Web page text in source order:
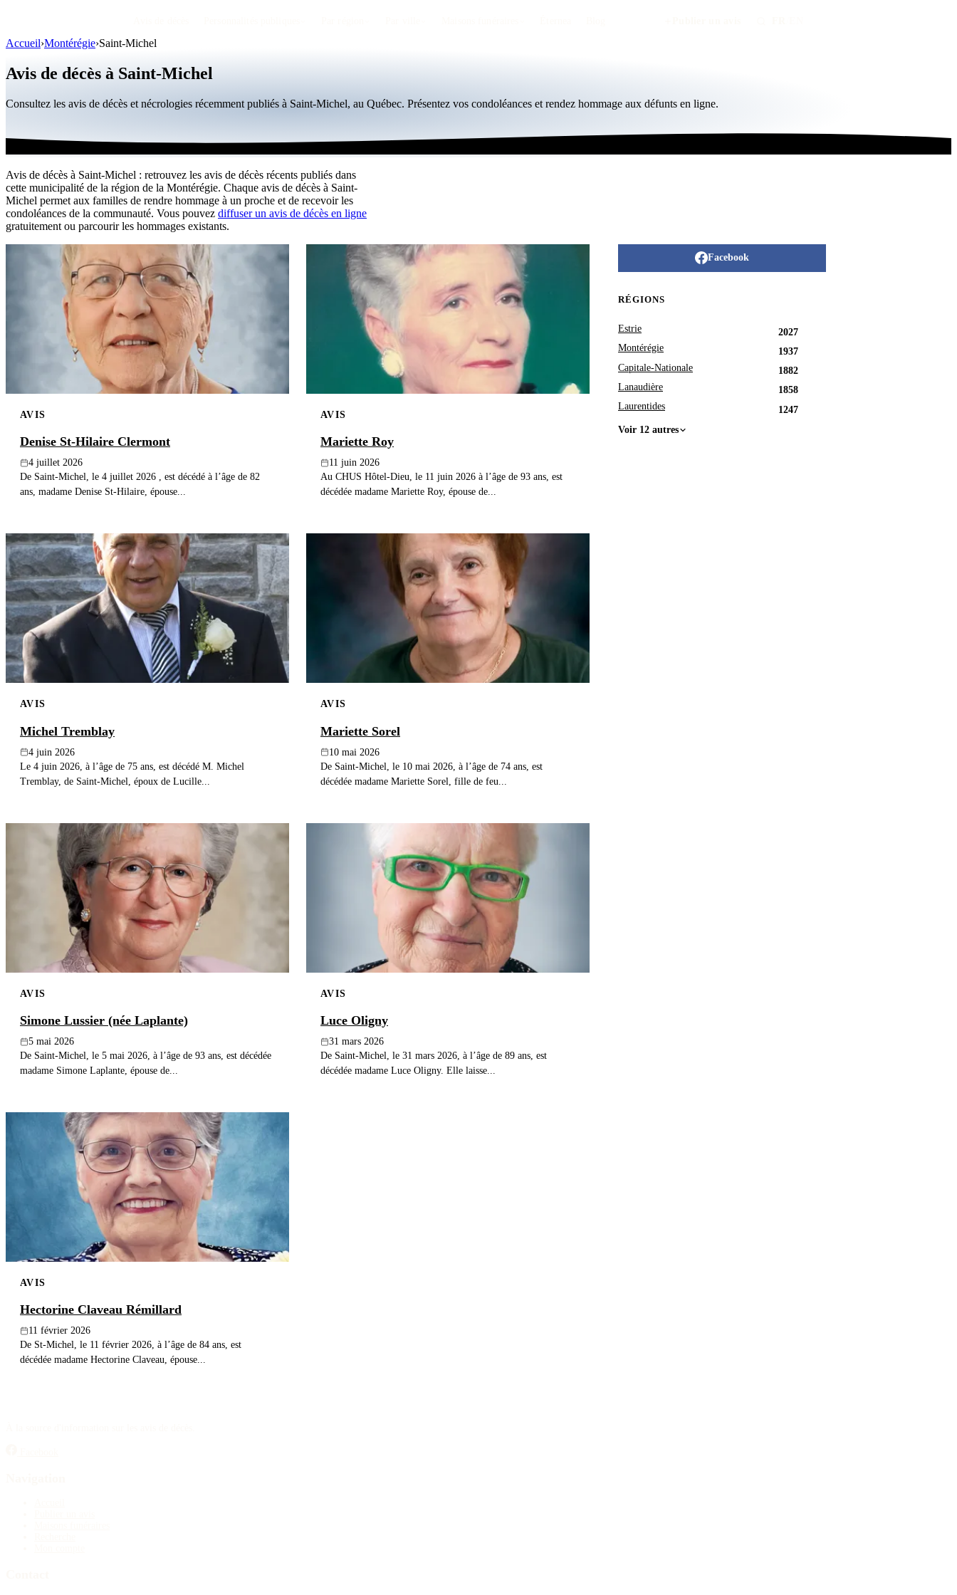
Accueil›Montérégie›Saint-Michel
Avis de décès à Saint-Michel
Consultez les avis de décès et nécrologies récemment publiés à Saint-Michel, au Québec. Présentez vos condoléances et rendez hommage aux défunts en ligne.
Avis de décès à Saint-Michel : retrouvez les avis de décès récents publiés dans
cette municipalité de la région de la Montérégie. Chaque avis de décès à Saint-
Michel permet aux familles de rendre hommage à un proche et de recevoir les
condoléances de la communauté. Vous pouvez diffuser un avis de décès en ligne
gratuitement ou parcourir les hommages existants.
AVIS
Denise St-Hilaire Clermont
4 juillet 2026
De Saint-Michel, le 4 juillet 2026 , est décédé à l’âge de 82
ans, madame Denise St-Hilaire, épouse...
AVIS
Mariette Roy
11 juin 2026
Au CHUS Hôtel-Dieu, le 11 juin 2026 à l’âge de 93 ans, est
décédée madame Mariette Roy, épouse de...
AVIS
Michel Tremblay
4 juin 2026
Le 4 juin 2026, à l’âge de 75 ans, est décédé M. Michel
Tremblay, de Saint-Michel, époux de Lucille...
AVIS
Mariette Sorel
10 mai 2026
De Saint-Michel, le 10 mai 2026, à l’âge de 74 ans, est
décédée madame Mariette Sorel, fille de feu...
AVIS
Simone Lussier (née Laplante)
5 mai 2026
De Saint-Michel, le 5 mai 2026, à l’âge de 93 ans, est décédée
madame Simone Laplante, épouse de...
AVIS
Luce Oligny
31 mars 2026
De Saint-Michel, le 31 mars 2026, à l’âge de 89 ans, est
décédée madame Luce Oligny. Elle laisse...
AVIS
Hectorine Claveau Rémillard
11 février 2026
De St-Michel, le 11 février 2026, à l’âge de 84 ans, est
décédée madame Hectorine Claveau, épouse...
Facebook
RÉGIONS
Estrie
2027
Montérégie
1937
Capitale-Nationale
1882
Lanaudière
1858
Laurentides
1247
Voir 12 autres